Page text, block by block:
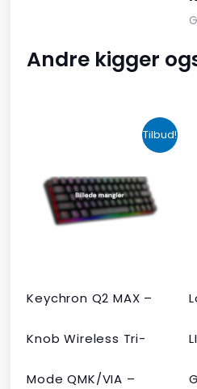
Andre kigger
Tilbud!
Keychron Q2 MAX –
Knob Wireless Tri-
Mode QMK/VIA –
oprindelige
pris
var:
kr. 2.190,00.
Den
aktuelle
pris
er:
kr. 1.465,00.